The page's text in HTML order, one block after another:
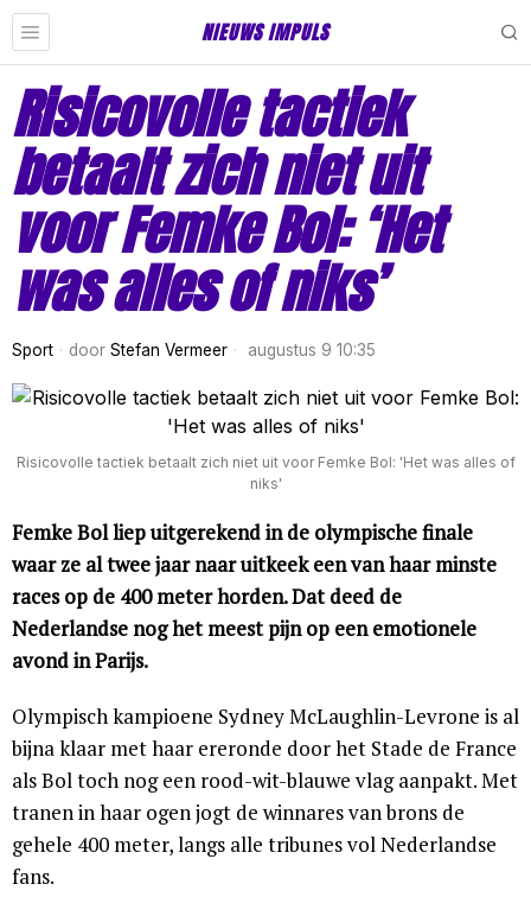
NIEUWS IMPULS
Risicovolle tactiek
betaalt zich niet uit
voor Femke Bol: ‘Het
was alles of niks’
Sport door Stefan Vermeer augustus 9 10:35
Risicovolle tactiek betaalt zich niet uit voor Femke Bol: 'Het was alles of
niks'
Femke Bol liep uitgerekend in de olympische finale
waar ze al twee jaar naar uitkeek een van haar minste
races op de 400 meter horden. Dat deed de
Nederlandse nog het meest pijn op een emotionele
avond in Parijs.
Olympisch kampioene Sydney McLaughlin-Levrone is al
bijna klaar met haar ereronde door het Stade de France
als Bol toch nog een rood-wit-blauwe vlag aanpakt. Met
tranen in haar ogen jogt de winnares van brons de
gehele 400 meter, langs alle tribunes vol Nederlandse
fans.